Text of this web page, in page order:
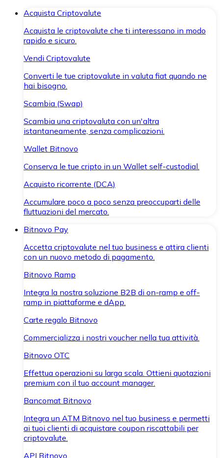
Acquista Criptovalute
Acquista le criptovalute che ti interessano in modo
rapido e sicuro.
Vendi Criptovalute
Converti le tue criptovalute in valuta fiat quando ne
hai bisogno.
Scambia (Swap)
Scambia una criptovaluta con un'altra
istantaneamente, senza complicazioni.
Wallet Bitnovo
Conserva le tue cripto in un Wallet self-custodial.
Acquisto ricorrente (DCA)
Accumulare poco a poco senza preoccuparti delle
fluttuazioni del mercato.
Bitnovo Pay
Accetta criptovalute nel tuo business e attira clienti
con un nuovo metodo di pagamento.
Bitnovo Ramp
Integra la nostra soluzione B2B di on-ramp e off-
ramp in piattaforme e dApp.
Carte regalo Bitnovo
Commercializza i nostri voucher nella tua attività.
Bitnovo OTC
Effettua operazioni su larga scala. Ottieni quotazioni
premium con il tuo account manager.
Bancomat Bitnovo
Integra un ATM Bitnovo nel tuo business e permetti
ai tuoi clienti di acquistare coupon riscattabili per
criptovalute.
API Bitnovo